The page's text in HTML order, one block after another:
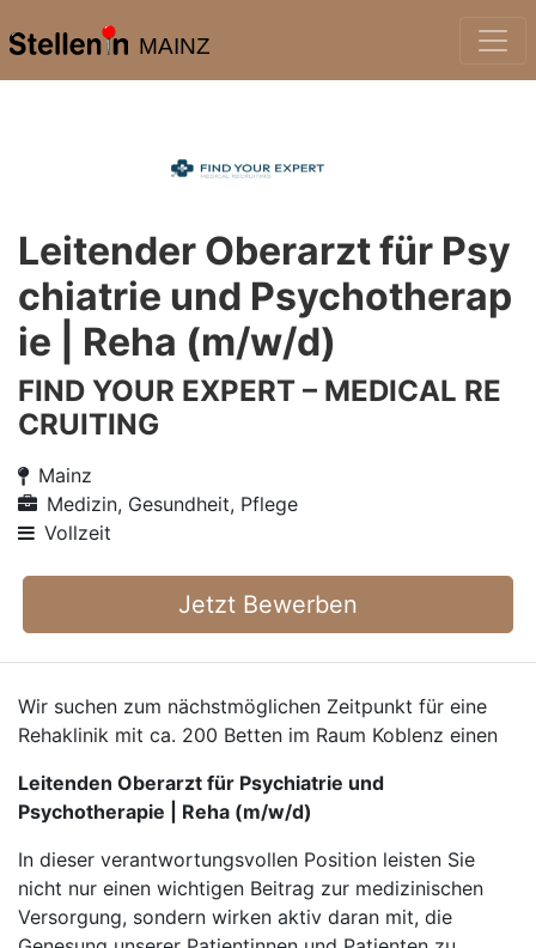
MAINZ
Leitender Oberarzt für Psy
chiatrie und Psychotherap
ie | Reha (m/w/d)
FIND YOUR EXPERT – MEDICAL RE
CRUITING
Mainz
Medizin, Gesundheit, Pflege
Vollzeit
Jetzt Bewerben
Wir suchen zum nächstmöglichen Zeitpunkt für eine
Rehaklinik mit ca. 200 Betten im Raum Koblenz einen
Leitenden Oberarzt für Psychiatrie und
Psychotherapie | Reha (m/w/d)
In dieser verantwortungsvollen Position leisten Sie
nicht nur einen wichtigen Beitrag zur medizinischen
Versorgung, sondern wirken aktiv daran mit, die